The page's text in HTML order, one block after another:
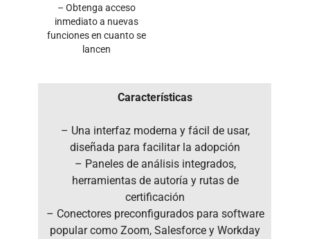
– Obtenga acceso
inmediato a nuevas
funciones en cuanto se
lancen
Características
– Una interfaz moderna y fácil de usar,
diseñada para facilitar la adopción
– Paneles de análisis integrados,
herramientas de autoría y rutas de
certificación
– Conectores preconfigurados para software
popular como Zoom, Salesforce y Workday